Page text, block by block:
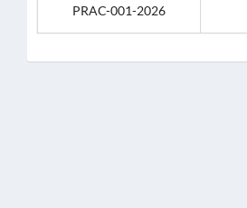
PRAC-001-2026